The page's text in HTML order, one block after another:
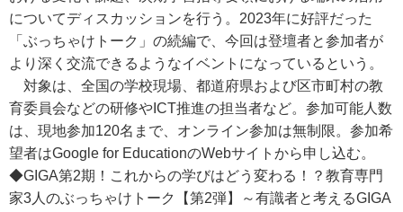
についてディスカッションを行う。2023年に好評だった
「ぶっちゃけトーク」の続編で、今回は登壇者と参加者が
より深く交流できるようなイベントになっているという。
対象は、全国の学校現場、都道府県および区市町村の教
育委員会などの研修やICT推進の担当者など。参加可能人数
は、現地参加120名まで、オンライン参加は無制限。参加希
望者はGoogle for EducationのWebサイトから申し込む。
◆GIGA第2期！これからの学びはどう変わる！？教育専門
家3人のぶっちゃけトーク【第2弾】～有識者と考えるGIGA